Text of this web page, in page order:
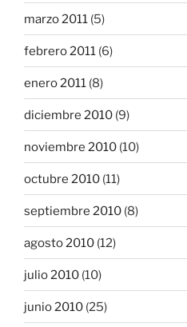
marzo 2011 (5)
febrero 2011 (6)
enero 2011 (8)
diciembre 2010 (9)
noviembre 2010 (10)
octubre 2010 (11)
septiembre 2010 (8)
agosto 2010 (12)
julio 2010 (10)
junio 2010 (25)